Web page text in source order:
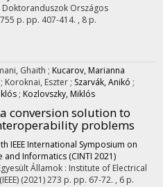
Doktoranduszok Országos
755 p. pp. 407-414. , 8 p.
Ghaith ; Kucarov, Marianna
; Koroknai, Eszter ; Szarvák, Anikó ;
; Kozlovszky, Miklós
conversion solution to
problems
IEEE International Symposium on
Informatics (CINTI 2021)
Államok : Institute of Electrical
(2021)273 p. pp. 67-72. , 6 p.